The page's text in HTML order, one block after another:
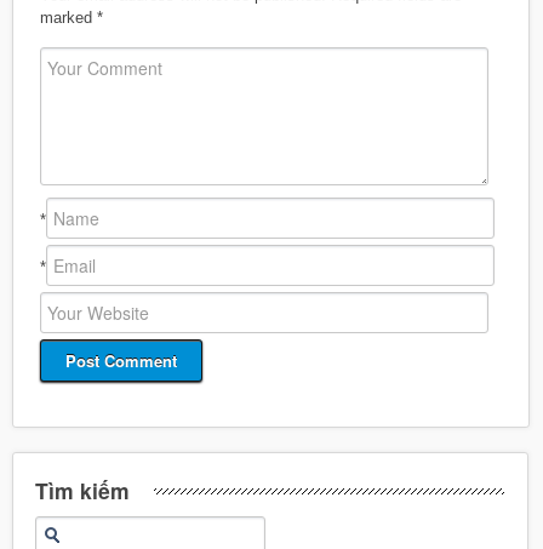
marked *
*
*
Tìm kiếm